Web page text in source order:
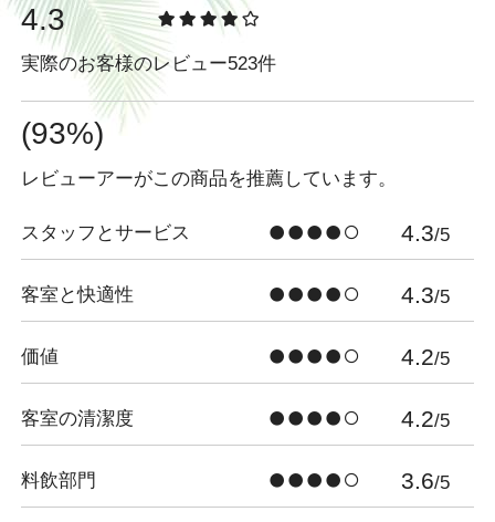
4.3
実際のお客様のレビュー523件
(93%)
レビューアーがこの商品を推薦しています。
スタッフとサービス 4.3/5
客室と快適性 4.3/5
価値 4.2/5
客室の清潔度 4.2/5
料飲部門 3.6/5